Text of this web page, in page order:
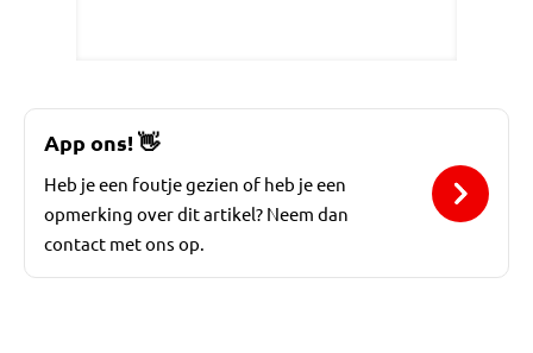
App ons!👋
Heb je een foutje gezien of heb je een
opmerking over dit artikel? Neem dan
contact met ons op.